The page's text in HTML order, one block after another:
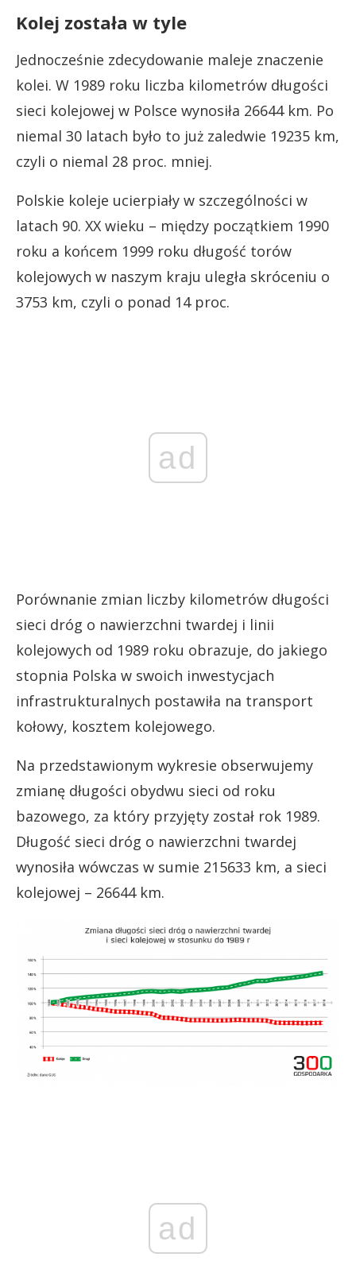
Kolej została w tyle
Jednocześnie zdecydowanie maleje znaczenie
kolei. W 1989 roku liczba kilometrów długości
sieci kolejowej w Polsce wynosiła 26644 km. Po
niemal 30 latach było to już zaledwie 19235 km,
czyli o niemal 28 proc. mniej.
Polskie koleje ucierpiały w szczególności w
latach 90. XX wieku – między początkiem 1990
roku a końcem 1999 roku długość torów
kolejowych w naszym kraju uległa skróceniu o
3753 km, czyli o ponad 14 proc.
ad
Porównanie zmian liczby kilometrów długości
sieci dróg o nawierzchni twardej i linii
kolejowych od 1989 roku obrazuje, do jakiego
stopnia Polska w swoich inwestycjach
infrastrukturalnych postawiła na transport
kołowy, kosztem kolejowego.
Na przedstawionym wykresie obserwujemy
zmianę długości obydwu sieci od roku
bazowego, za który przyjęty został rok 1989.
Długość sieci dróg o nawierzchni twardej
wynosiła wówczas w sumie 215633 km, a sieci
kolejowej – 26644 km.
ad